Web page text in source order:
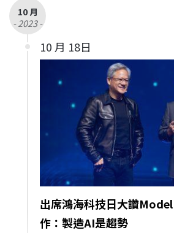
10 月
- 2023 -
10 月 18日
出席鴻海科技日大讚
作：製造AI是趨勢